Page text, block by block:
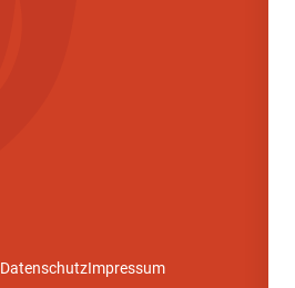
DatenschutzImpressum